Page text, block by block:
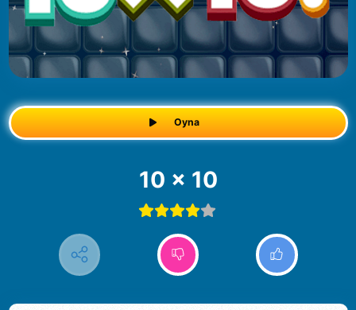
Oyna
10 x 10